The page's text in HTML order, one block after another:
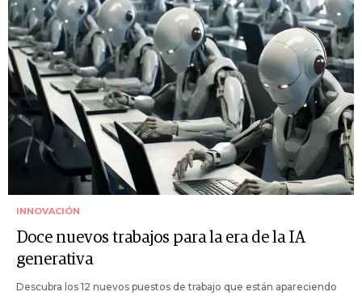
INNOVACIÓN
Doce nuevos trabajos para la era de la IA
generativa
Descubra los 12 nuevos puestos de trabajo que están apareciendo